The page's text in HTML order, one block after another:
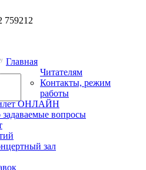
759212
Главная
Читателям
Контакты, режим
работы
ОНЛАЙН
вопросы
зал